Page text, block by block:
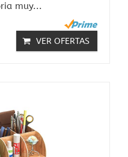
muy...
VER OFERTAS